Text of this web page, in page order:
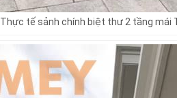
Thực tế sảnh chính biệt thư 2 tầng mái